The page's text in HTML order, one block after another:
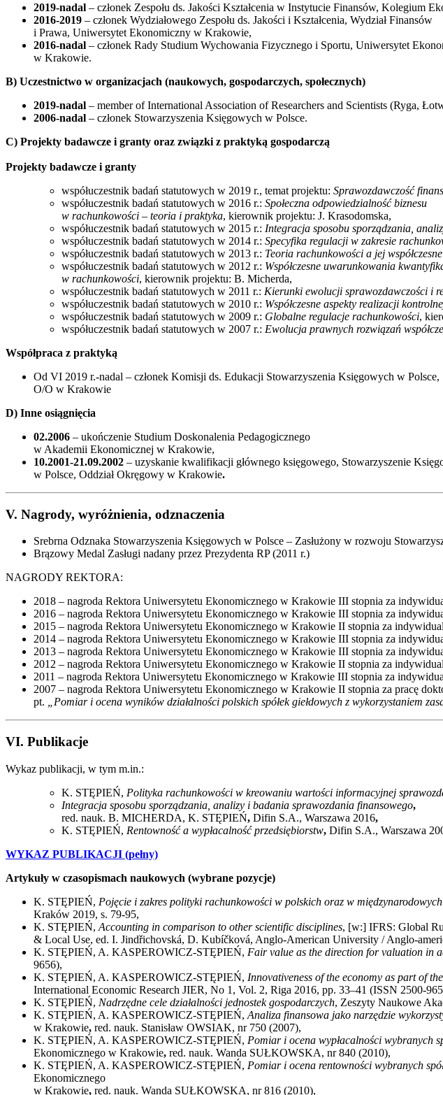
2019-nadal – członek Zespołu ds. Jakości Kształcenia w Instytucie Finansów,
2016-2019 – członek Wydziałowego Zespołu ds. Jakości i Kształcenia, Wydział Finansów
i Prawa, Uniwersytet Ekonomiczny w Krakowie,
2016-nadal – członek Rady Studium Wychowania Fizycznego i Sportu, Uniwersytet
w Krakowie.
B) Uczestnictwo w organizacjach (naukowych, gospodarczych, społecznych)
2019-nadal – member of International Association of Researchers and Scientists (Ryga,
2006-nadal – członek Stowarzyszenia Księgowych w Polsce.
C) Projekty badawcze i granty oraz związki z praktyką gospodarczą
Projekty badawcze i granty
współuczestnik badań statutowych w 2019 r., temat projektu: Sprawozdawczość
współuczestnik badań statutowych w 2016 r.: Społeczna odpowiedzialność biznesu
w rachunkowości – teoria i praktyka, kierownik projektu: J. Krasodomska,
współuczestnik badań statutowych w 2015 r.: Integracja sposobu sporządzania,
współuczestnik badań statutowych w 2014 r.: Specyfika regulacji w zakresie
współuczestnik badań statutowych w 2013 r.: Teoria rachunkowości a jej
współuczestnik badań statutowych w 2012 r.: Współczesne uwarunkowania
w rachunkowości, kierownik projektu: B. Micherda,
współuczestnik badań statutowych w 2011 r.: Kierunki ewolucji sprawozdawczości i
współuczestnik badań statutowych w 2010 r.: Współczesne aspekty realizacji
współuczestnik badań statutowych w 2009 r.: Globalne regulacje rachunkowości,
współuczestnik badań statutowych w 2007 r.: Ewolucja prawnych rozwiązań
Współpraca z praktyką
Od VI 2019 r.-nadal – członek Komisji ds. Edukacji Stowarzyszenia Księgowych w Polsce,
O/O w Krakowie
D) Inne osiągnięcia
02.2006 – ukończenie Studium Doskonalenia Pedagogicznego
w Akademii Ekonomicznej w Krakowie,
10.2001-21.09.2002 – uzyskanie kwalifikacji głównego księgowego, Stowarzyszenie
w Polsce, Oddział Okręgowy w Krakowie.
V. Nagrody, wyróżnienia, odznaczenia
Srebrna Odznaka Stowarzyszenia Księgowych w Polsce – Zasłużony w rozwoju
Brązowy Medal Zasługi nadany przez Prezydenta RP (2011 r.)
NAGRODY REKTORA:
2018 – nagroda Rektora Uniwersytetu Ekonomicznego w Krakowie III stopnia za
2016 – nagroda Rektora Uniwersytetu Ekonomicznego w Krakowie III stopnia za
2015 – nagroda Rektora Uniwersytetu Ekonomicznego w Krakowie II stopnia za
2014 – nagroda Rektora Uniwersytetu Ekonomicznego w Krakowie III stopnia za
2013 – nagroda Rektora Uniwersytetu Ekonomicznego w Krakowie III stopnia za
2012 – nagroda Rektora Uniwersytetu Ekonomicznego w Krakowie II stopnia za
2011 – nagroda Rektora Uniwersytetu Ekonomicznego w Krakowie III stopnia za
2007 – nagroda Rektora Uniwersytetu Ekonomicznego w Krakowie II stopnia za pracę
pt.
„Pomiar i ocena wyników działalności polskich spółek giełdowych z wykorzystaniem
VI. Publikacje
Wykaz publikacji, w tym m.in.:
K. STĘPIEŃ, Polityka rachunkowości w kreowaniu wartości informacyjnej
Integracja sposobu sporządzania, analizy i badania sprawozdania finansowego,
red. nauk. B. MICHERDA, K. STĘPIEŃ, Difin S.A., Warszawa 2016,
K. STĘPIEŃ, Rentowność a wypłacalność przedsiębiorstw, Difin S.A., Warszawa
WYKAZ PUBLIKACJI (pełny)
Artykuły w czasopismach naukowych (wybrane pozycje)
K. STĘPIEŃ, Pojęcie i zakres polityki rachunkowości w polskich oraz w
Kraków 2019, s. 79-95,
K. STĘPIEŃ, Accounting in comparison to other scientific disciplines, [w:] IFRS: Global
& Local Use, ed. I. Jindřichovská, D. Kubíčková, Anglo-American University / Anglo-
K. STĘPIEŃ, A. KASPEROWICZ-STĘPIEŃ, Fair value as the direction for valuation in
9656),
K. STĘPIEŃ, A. KASPEROWICZ-STĘPIEŃ, Innovativeness of the economy as part of
International Economic Research JIER, No 1, Vol. 2, Riga 2016, pp. 33–41 (ISSN 2500-
K. STĘPIEŃ, Nadrzędne cele działalności jednostek gospodarczych, Zeszyty Naukowe
K. STĘPIEŃ, A. KASPEROWICZ-STĘPIEŃ, Analiza finansowa jako narzędzie
w Krakowie, red. nauk. Stanisław OWSIAK, nr 750 (2007),
K. STĘPIEŃ, A. KASPEROWICZ-STĘPIEŃ, Pomiar i ocena wypłacalności wybranych
Ekonomicznego w Krakowie, red. nauk. Wanda SUŁKOWSKA, nr 840 (2010),
K. STĘPIEŃ, A. KASPEROWICZ-STĘPIEŃ, Pomiar i ocena rentowności wybranych
Ekonomicznego
w Krakowie, red. nauk. Wanda SUŁKOWSKA, nr 816 (2010),